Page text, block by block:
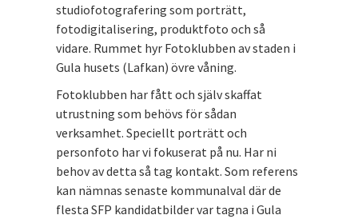
studiofotografering som porträtt,
fotodigitalisering, produktfoto och så
vidare. Rummet hyr Fotoklubben av staden i
Gula husets (Lafkan) övre våning.
Fotoklubben har fått och själv skaffat
utrustning som behövs för sådan
verksamhet. Speciellt porträtt och
personfoto har vi fokuserat på nu. Har ni
behov av detta så tag kontakt. Som referens
kan nämnas senaste kommunalval där de
flesta SFP kandidatbilder var tagna i Gula